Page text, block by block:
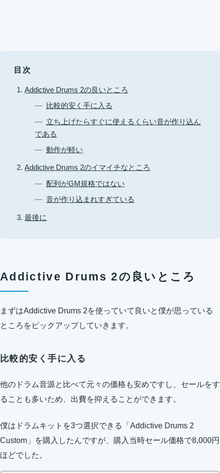
目次
Addictive Drums 2の良いところ
比較的安く手に入る
立ち上げたらすぐに使えるくらい音が作り込ん
である
動作が軽い
Addictive Drums 2のイマイチなところ
配列がGM規格ではない
音が作り込まれすぎている
最後に
Addictive Drums 2の良いところ
まずはAddictive Drums 2を使っていて良いと僕が思っている
ところをピックアップしていきます。
比較的安く手に入る
他のドラム音源と比べて元々の価格も安めですし、セールをす
ることも多いため、出費を抑えることができます。
僕はドラムキットを3つ選択できる「Addictive Drums 2
Custom」を購入したんですが、購入当時セール価格で8,000円
ほどでした。